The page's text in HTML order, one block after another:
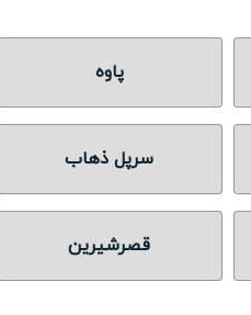
پاوه
سرپل ذهاب
قصرشیرین